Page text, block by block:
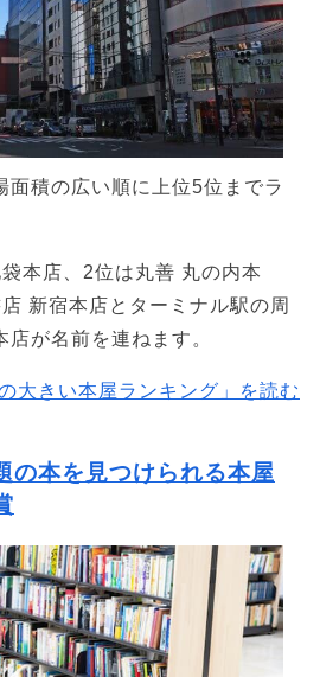
面積の広い順に上位5位までラ
本店、2位は丸善 丸の内本
新宿本店とターミナル駅の周
が名前を連ねます。
大きい本屋ランキング」を読む
の本を見つけられる本屋